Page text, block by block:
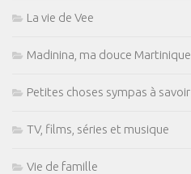
La vie de Vee
Madinina, ma douce Martinique
Petites choses sympas à savoir
TV, films, séries et musique
Vie de famille